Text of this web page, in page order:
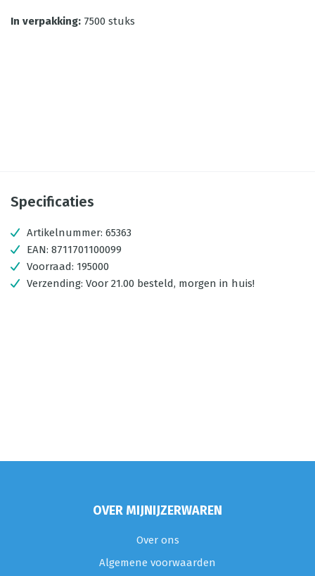
In verpakking: 7500 stuks
Specificaties
Artikelnummer: 65363
EAN: 8711701100099
Voorraad: 195000
Verzending: Voor 21.00 besteld, morgen in huis!
OVER MIJNIJZERWAREN
Over ons
Algemene voorwaarden